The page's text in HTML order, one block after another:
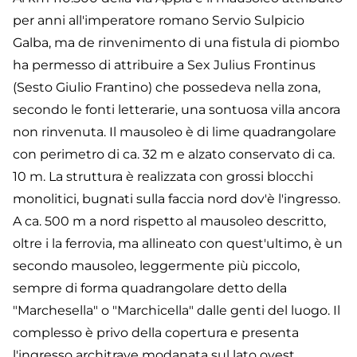
per anni all'imperatore romano Servio Sulpicio
Galba, ma de rinvenimento di una fistula di piombo
ha permesso di attribuire a Sex Julius Frontinus
(Sesto Giulio Frantino) che possedeva nella zona,
secondo le fonti letterarie, una sontuosa villa ancora
non rinvenuta. Il mausoleo è di lime quadrangolare
con perimetro di ca. 32 m e alzato conservato di ca.
10 m. La struttura è realizzata con grossi blocchi
monolitici, bugnati sulla faccia nord dov'è l'ingresso.
A ca. 500 m a nord rispetto al mausoleo descritto,
oltre i la ferrovia, ma allineato con quest'ultimo, è un
secondo mausoleo, leggermente più piccolo,
sempre di forma quadrangolare detto della
"Marchesella" o "Marchicella" dalle genti del luogo. Il
complesso è privo della copertura e presenta